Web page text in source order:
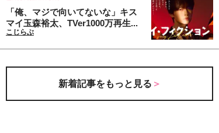
「俺、マジで向いてないな」キス
マイ玉森裕太、TVer1000万再生...
こじらぶ
新着記事をもっと見る